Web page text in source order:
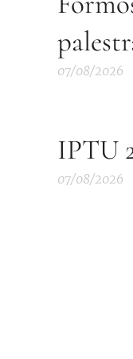
07/08/2026
IPTU
07/08/2026